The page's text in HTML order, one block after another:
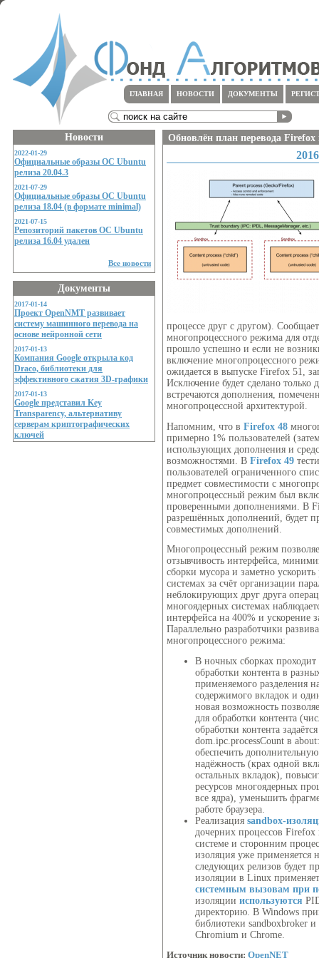
ДОКУМЕНТЫ
НОВОСТИ
ГЛАВНАЯ
Новости
2022-01-29
Официальные образы ОС Ubuntu
релиза 20.04.3
2021-07-29
Официальные образы ОС Ubuntu
релиза 18.04 (в формате minimal)
2021-07-15
Репозиторий пакетов ОС Ubuntu
релиза 16.04 удален
Все новости
Документы
2017-01-14
Проект OpenNMT развивает
систему машинного перевода на
основе нейронной сети
2017-01-13
Компания Google открыла код
Draco, библиотеки для
эффективного сжатия 3D-графики
2017-01-13
Google представил Key
Transparency, альтернативу
серверам криптографических
ключей
Обновлён план перевода Firefox
процессе друг с другом).
многопроцессного режима для
прошло успешно и если не
включение многопроцессного
ожидается в выпуске Firefox 51,
Исключение будет сделано
встречаются дополнения,
многопроцессной архитектурой.
Напомним, что в Firefox 48
примерно 1% пользователей
использующих дополнения и
возможностями. В Firefox 49
пользователей ограниченного
предмет совместимости с
многопроцессный режим был
проверенными дополнениями. В
разрешённых дополнений, будет
совместимых дополнений.
Многопроцессный режим
отзывчивость интерфейса,
сборки мусора и заметно
системах за счёт организации
неблокирующих друг друга
многоядерных системах
интерфейса на 400% и ускорение
Параллельно разработчики
многопроцессного режима:
В ночных сборках проходит
обработки контента в
применяемого разделения
содержимого вкладок и
новая возможность
для обработки контента
обработки контента
dom.ipc.processCount в
обеспечить
надёжность (крах одной
остальных вкладок),
ресурсов многоядерных
все ядра), уменьшить
работе браузера.
Реализация sandbox-
дочерних процессов
системе и сторонним
изоляция уже применяется
следующих релизов будет
изоляции в Linux
системным вызовам при
изоляции используются
директорию. В Windows
библиотеки sandboxbroker
Chromium и Chrome.
Источник новости: OpenNET